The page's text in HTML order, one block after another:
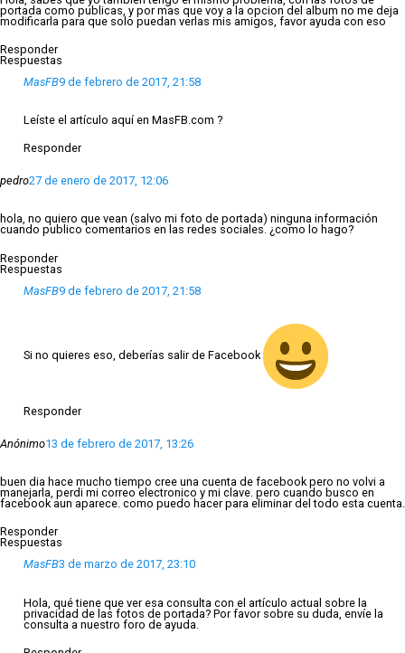
portada como publicas, y por mas que voy a la opcion del album no me deja
modificarla para que solo puedan verlas mis amigos, favor ayuda con eso
Responder
Respuestas
MasFB9 de febrero de 2017, 21:58
Leíste el artículo aquí en MasFB.com ?
Responder
pedro27 de enero de 2017, 12:06
hola, no quiero que vean (salvo mi foto de portada) ninguna información
cuando publico comentarios en las redes sociales. ¿como lo hago?
Responder
Respuestas
MasFB9 de febrero de 2017, 21:58
Si no quieres eso, deberías salir de Facebook
Responder
Anónimo13 de febrero de 2017, 13:26
buen dia hace mucho tiempo cree una cuenta de facebook pero no volvi a
manejarla, perdi mi correo electronico y mi clave. pero cuando busco en
facebook aun aparece. como puedo hacer para eliminar del todo esta cuenta.
Responder
Respuestas
MasFB3 de marzo de 2017, 23:10
Hola, qué tiene que ver esa consulta con el artículo actual sobre la
privacidad de las fotos de portada? Por favor sobre su duda, envíe la
consulta a nuestro foro de ayuda.